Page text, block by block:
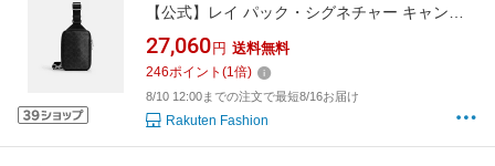
【公式】レイ パック・シグネチャー キャンバ
ス コーチ アウトレット バッグ ボディバッ
グ・ウエストポーチ ブラック【送料無料】
27,060 円 送料無料
246ポイント (1倍)
8/10 12:00までの注文で最短8/16お届け
Rakuten Fashion